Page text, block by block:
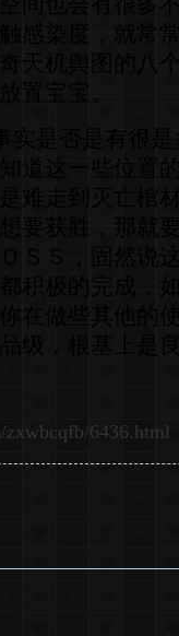
感染度，就常
天机舆图的八
置宝宝。
实是否是有很
道这一些位置
难走到灭亡棺
要获胜，那就
ＳＳ，固然说
积极的完成，
在做些其他的
级，根基上是
6436.html